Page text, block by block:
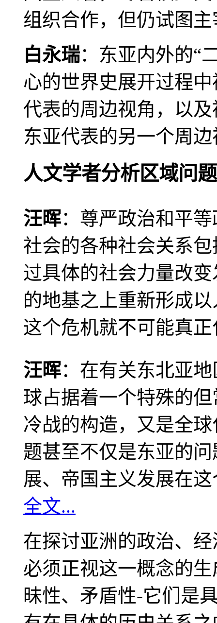
组织合作，但仍试图
白永瑞：东亚内外的“
心的世界史展开过程
代表的周边视角，以
东亚代表的另一个周
人文学者分析区域问题
汪晖：尊严政治和平
社会的各种社会关系
过具体的社会力量改
的地基之上重新形成
这个危机就不可能真
汪晖：在有关东北亚
球占据着一个特殊的
冷战的构造，又是全
题甚至不仅是东亚的
展、帝国主义发展在
全文...
在探讨亚洲的政治、
必须正视这一概念的
昧性、矛盾性-它们是